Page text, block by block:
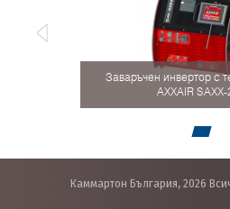
Заваръчен инвертор с
AXXAIR
Каммартон България, 2026